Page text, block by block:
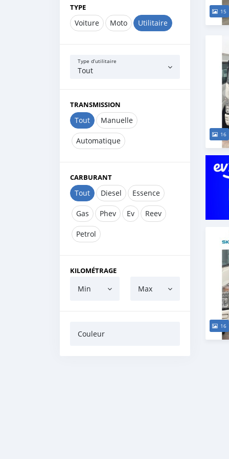
TYPE
Voiture Moto Utilitaire
Type d’utilitaire
Tout
TRANSMISSION
Tout Manuelle
Automatique
CARBURANT
Tout Diesel Essence
Gas Phev Ev Reev
Petrol
KILOMÉTRAGE
Min Max
Couleur
15
16
16